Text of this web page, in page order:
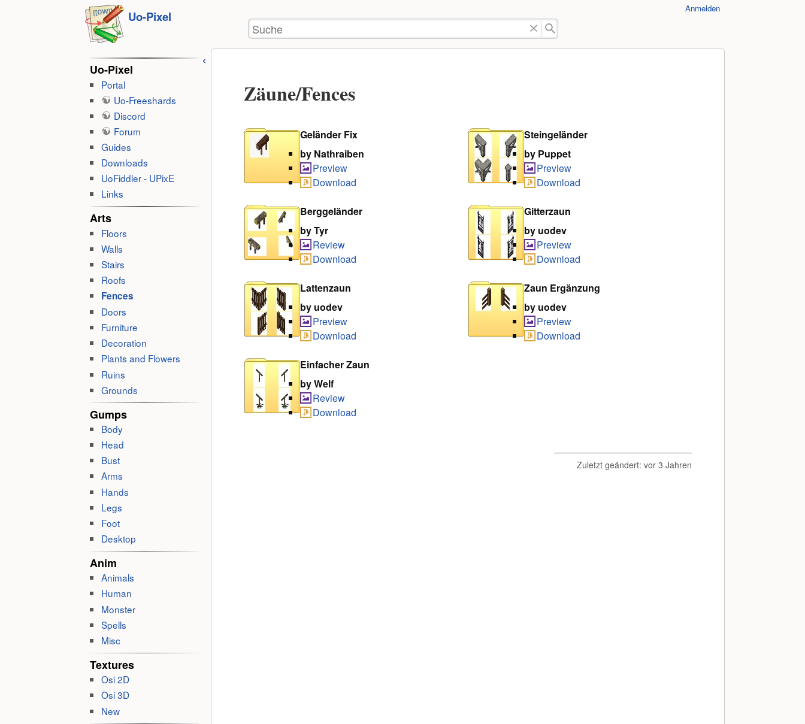
Uo-Pixel
Werkzeuge
Anmelden
Suche
Uo-Pixel
Portal
Uo-Freeshards
Discord
Forum
Guides
Downloads
UoFiddler - UPixE
Links
Arts
Floors
Walls
Stairs
Roofs
Fences
Doors
Furniture
Decoration
Plants and Flowers
Ruins
Grounds
Gumps
Body
Head
Bust
Arms
Hands
Legs
Foot
Desktop
Anim
Animals
Human
Monster
Spells
Misc
Textures
Osi 2D
Osi 3D
New
Zäune/Fences
Geländer Fix
by Nathraiben
Preview
Download
Steingeländer
by Puppet
Preview
Download
Berggeländer
by Tyr
Review
Download
Gitterzaun
by uodev
Preview
Download
Lattenzaun
by uodev
Preview
Download
Zaun Ergänzung
by uodev
Preview
Download
Einfacher Zaun
by Welf
Review
Download
Zuletzt geändert: vor 3 Jahren